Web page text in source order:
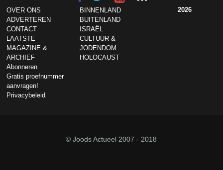
OVER ONS
ADVERTEREN
CONTACT
LAATSTE
MAGAZINE &
ARCHIEF
Abonneren
Gratis proefnummer
aanvragen!
Privacybeleid
BINNENLAND
BUITENLAND
ISRAËL
CULTUUR &
JODENDOM
HOLOCAUST
2026
© Joods Actueel 2007 - 2018